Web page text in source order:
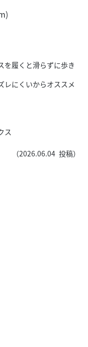
を履くと滑らずに歩き
レにくいからオススメ
ス
（2026.06.04 投稿）